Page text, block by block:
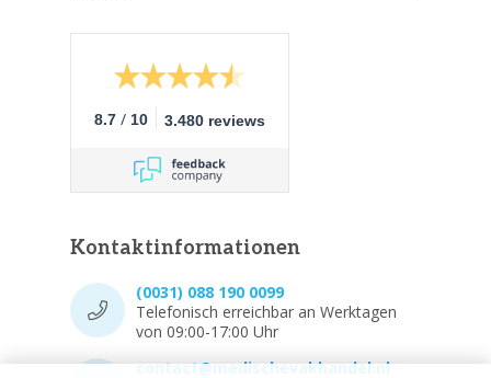
8.7 / 10 3.480 reviews
Kontaktinformationen
(0031) 088 190 0099
Telefonisch erreichbar an Werktagen
von 09:00-17:00 Uhr
contact@medischevakhandel.nl